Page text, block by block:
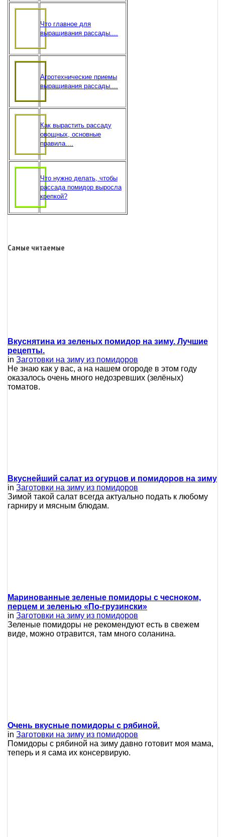
Что главное для
выращивания рассады....
Агротехнические приемы
выращивания рассады....
Как вырастить рассаду
овощных, основные
правила....
Что нужно делать, чтобы
рассада помидор выросла
крепкой?
Самые читаемые
Вкуснятина из зеленых помидор на зиму. Лучшие
рецепты.
in Заготовки на зиму из помидоров
Не знаю как у вас, а на нашем огороде в этом году
оказалось очень много недозревших (зелёных)
томатов.
Вкуснейший салат из огурцов и помидоров на зиму
in Заготовки на зиму из помидоров
Зимой такой салат всегда актуально подать к любому
гарниру и мясным блюдам.
Маринованные зеленые помидоры с чесноком,
перцем и зеленью «По-грузински»
in Заготовки на зиму из помидоров
Зеленые помидоры не рекомендуют есть в свежем
виде, можно отравится, там много соланина.
Очень вкусные помидоры с рябиной.
in Заготовки на зиму из помидоров
Помидоры с рябиной на зиму давно готовит моя мама,
теперь и я сама их консервирую.